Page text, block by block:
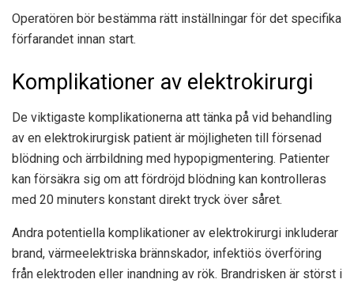
Operatören bör bestämma rätt inställningar för det specifika
förfarandet innan start.
Komplikationer av elektrokirurgi
De viktigaste komplikationerna att tänka på vid behandling
av en elektrokirurgisk patient är möjligheten till försenad
blödning och ärrbildning med hypopigmentering. Patienter
kan försäkra sig om att fördröjd blödning kan kontrolleras
med 20 minuters konstant direkt tryck över såret.
Andra potentiella komplikationer av elektrokirurgi inkluderar
brand, värmeelektriska brännskador, infektiös överföring
från elektroden eller inandning av rök. Brandrisken är störst i